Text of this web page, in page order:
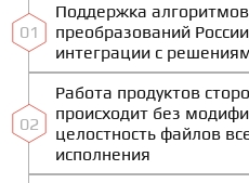
01
Поддержка
преобразований
интеграции с
02
Работа продуктов
происходит без
целостность файлов
исполнения